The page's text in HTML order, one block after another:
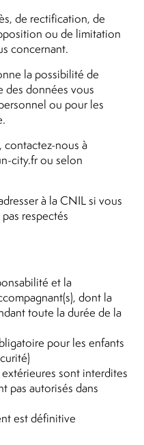
de rectification, de
ou de limitation
concernant.
la possibilité de
des données vous
ou pour les
contactez-nous à
city.fr ou selon
à la CNIL si vous
respectés
et la
dont la
toute la durée de la
pour les enfants
sont interdites
pas autorisés dans
est définitive